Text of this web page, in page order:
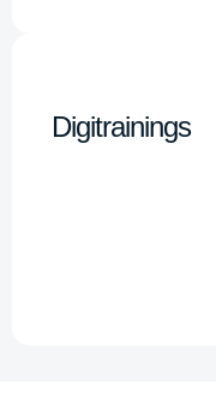
Digitrainings